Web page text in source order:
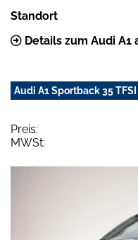
Standort
Details zum Audi A1
Audi A1 Sportback 35
Preis:
MWSt: